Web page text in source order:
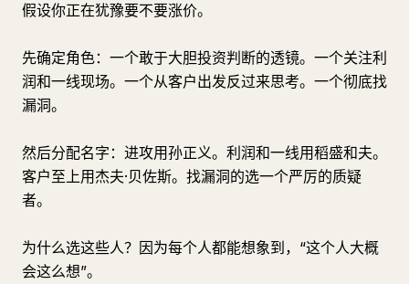
假设你正在犹豫要不要涨价。
先确定角色：一个敢于大胆投资判断的透镜。一个关注利
润和一线现场。一个从客户出发反过来思考。一个彻底找
漏洞。
然后分配名字：进攻用孙正义。利润和一线用稻盛和夫。
客户至上用杰夫·贝佐斯。找漏洞的选一个严厉的质疑
者。
为什么选这些人？因为每个人都能想象到，“这个人大概
会这么想”。